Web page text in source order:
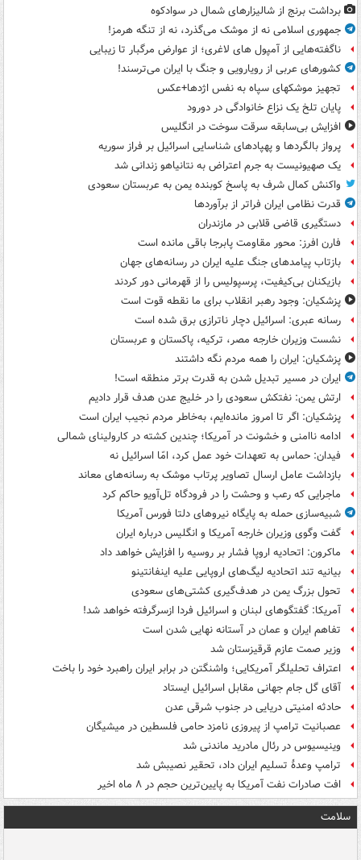
برداشت برنج از شالیزارهای شمال در سوادکوه
جمهوری اسلامی نه از موشک می‌گذرد، نه از تنگه هرمز!
ناگفته‌هایی از آمپول های لاغری؛ از عوارض مرگبار تا زیبایی
کشورهای عربی از رویارویی و جنگ با ایران می‌ترسند!
تجهیز موشکهای سپاه به نفس اژدها+عکس
پایان تلخ یک نزاع خانوادگی در دورود
افزایش بی‌سابقه سرقت سوخت در انگلیس
پرواز بالگردها و پهپادهای شناسایی اسرائیل بر فراز سوریه
یک صهیونیست به جرم اعتراض به نتانیاهو زندانی شد
واکنش کمال شرف به پاسخ کوبنده یمن به عربستان سعودی
قدرت نظامی ایران فراتر از برآوردها
دستگیری قاضی قلابی در مازندران
فارن افرز: محور مقاومت پابرجا باقی مانده است
بازتاب پیامدهای جنگ علیه ایران در رسانه‌های جهان
بازیکنان بی‌کیفیت، پرسپولیس را از قهرمانی دور کردند
پزشکیان: وجود رهبر انقلاب برای ما نقطه قوت است
رسانه عبری: اسرائیل دچار ناترازی برق شده است
نشست وزیران خارجه مصر، ترکیه، پاکستان و عربستان
پزشکیان: ایران را همه مردم نگه داشتند
ایران در مسیر تبدیل شدن به قدرت برتر منطقه است!
ارتش یمن: نفتکش سعودی را در خلیج عدن هدف قرار دادیم
پزشکیان: اگر تا امروز مانده‌ایم، به‌خاطر مردم نجیب ایران است
ادامه ناامنی و خشونت در آمریکا؛ چندین کشته در کارولینای شمالی
فیدان: حماس به تعهدات خود عمل کرد، امّا اسرائیل نه
بازداشت عامل ارسال تصاویر پرتاب موشک به رسانه‌های معاند
ماجرایی که رعب و وحشت را در فرودگاه تل‌آویو حاکم کرد
شبیه‌سازی حمله به پایگاه نیروهای دلتا فورس آمریکا
گفت وگوی وزیران خارجه آمریکا و انگلیس درباره ایران
ماکرون: اتحادیه اروپا فشار بر روسیه را افزایش خواهد داد
بیانیه تند اتحادیه لیگ‌های اروپایی علیه اینفانتینو
تحول بزرگ یمن در هدف‌گیری کشتی‌های سعودی
آمریکا: گفتگوهای لبنان و اسرائیل فردا ازسرگرفته خواهد شد!
تفاهم ایران و عمان در آستانه نهایی شدن است
وزیر صمت عازم قرقیزستان شد
اعتراف تحلیلگر آمریکایی؛ واشنگتن در برابر ایران راهبرد خود را باخت
آقای گل جام جهانی مقابل اسرائیل ایستاد
حادثه امنیتی دریایی در جنوب شرقی عدن
عصبانیت ترامپ از پیروزی نامزد حامی فلسطین در میشیگان
وینیسیوس در رئال مادرید ماندنی شد
ترامپ وعدۀ تسلیم ایران داد، تحقیر نصیبش شد
افت صادرات نفت آمریکا به پایین‌ترین حجم در ۸ ماه اخیر
سلامت